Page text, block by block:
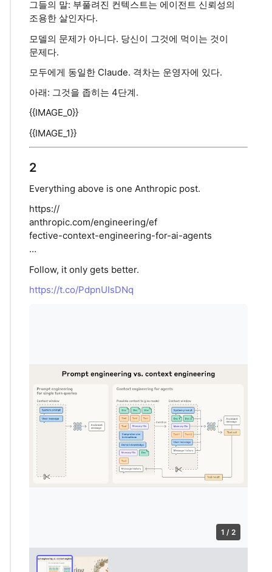
그들의 말: 부풀려진 컨텍스트는 에이전트 신뢰성의
조용한 살인자다.
모델의 문제가 아니다. 당신이 그것에 먹이는 것이
문제다.
모두에게 동일한 Claude. 격차는 운영자에 있다.
아래: 그것을 좁히는 4단계.
{{IMAGE_0}}
{{IMAGE_1}}
2
Everything above is one Anthropic post.
https://
anthropic.com/engineering/ef
fective-context-engineering-for-ai-agents
…
Follow, it only gets better.
https://t.co/PdpnUIsDNq
1 / 2